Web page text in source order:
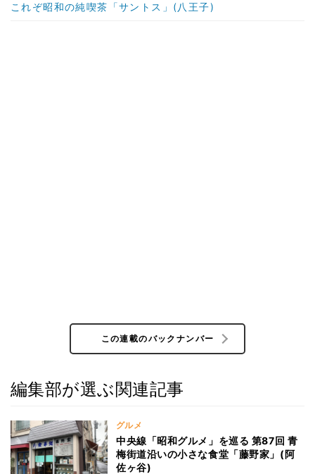
これぞ昭和の純喫茶「サントス」(八王子)
この連載のバックナンバー
編集部が選ぶ関連記事
グルメ
中央線「昭和グルメ」を巡る 第87回 青
梅街道沿いの小さな食堂「藤野家」(阿
佐ヶ谷)